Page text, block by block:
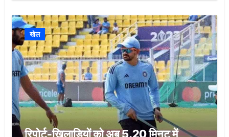
खेल
रिपोर्ट-खिलाड़ियों को अब 5.20 मिनट में